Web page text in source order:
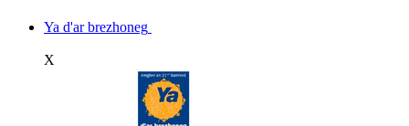
Ya d'ar brezhoneg
X